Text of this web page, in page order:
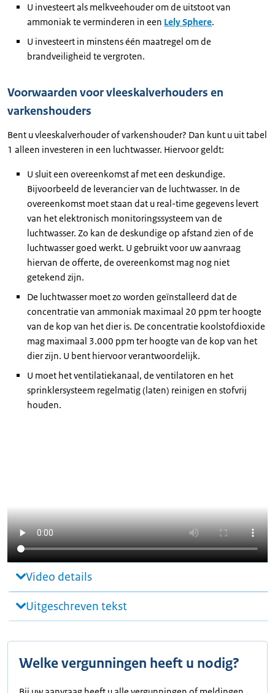
U investeert als melkveehouder om de uitstoot van
ammoniak te verminderen in een Lely Sphere.
U investeert in minstens één maatregel om de
brandveiligheid te vergroten.
Voorwaarden voor vleeskalverhouders en
varkenshouders
Bent u vleeskalverhouder of varkenshouder? Dan kunt u uit tabel
1 alleen investeren in een luchtwasser. Hiervoor geldt:
U sluit een overeenkomst af met een deskundige.
Bijvoorbeeld de leverancier van de luchtwasser. In de
overeenkomst moet staan dat u real-time gegevens levert
van het elektronisch monitoringssysteem van de
luchtwasser. Zo kan de deskundige op afstand zien of de
luchtwasser goed werkt. U gebruikt voor uw aanvraag
hiervan de offerte, de overeenkomst mag nog niet
getekend zijn.
De luchtwasser moet zo worden geïnstalleerd dat de
concentratie van ammoniak maximaal 20 ppm ter hoogte
van de kop van het dier is. De concentratie koolstofdioxide
mag maximaal 3.000 ppm ter hoogte van de kop van het
dier zijn. U bent hiervoor verantwoordelijk.
U moet het ventilatiekanaal, de ventilatoren en het
sprinklersysteem regelmatig (laten) reinigen en stofvrij
houden.
Video details
Uitgeschreven tekst
Welke vergunningen heeft u nodig?